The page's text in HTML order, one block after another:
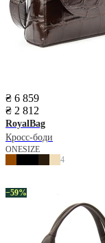
₴ 6 859
₴ 2 812
RoyalBag
Кросс-боди
ONESIZE
4
−59%